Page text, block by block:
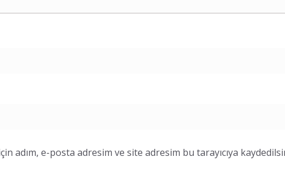
adım, e-posta adresim ve site adresim bu tarayıcıya